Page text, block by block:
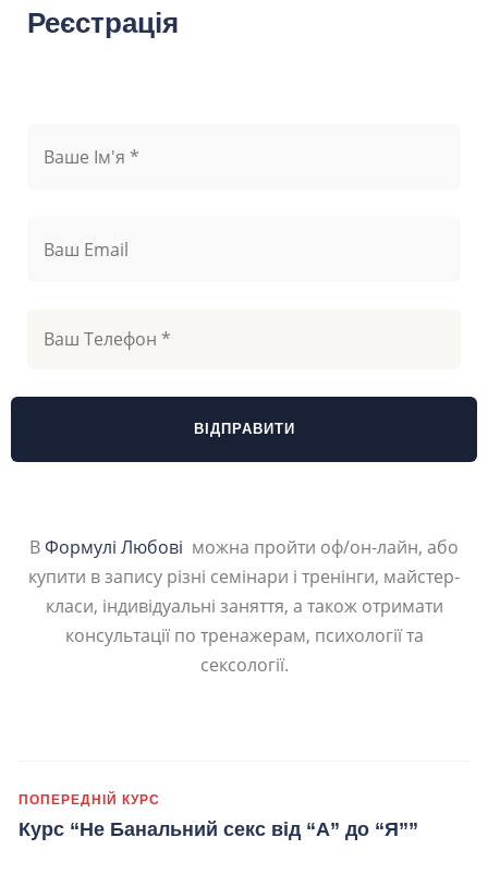
Реєстрація
ВФормулі Любові можна пройти оф/он-лайн, або
купити в запису різні семінари і тренінги, майстер-
класи, індивідуальні заняття, а також отримати
консультації по тренажерам, психології та
сексології.
ПОПЕРЕДНІЙ КУРС
Курс “Не Банальний секс від “А” до “Я””